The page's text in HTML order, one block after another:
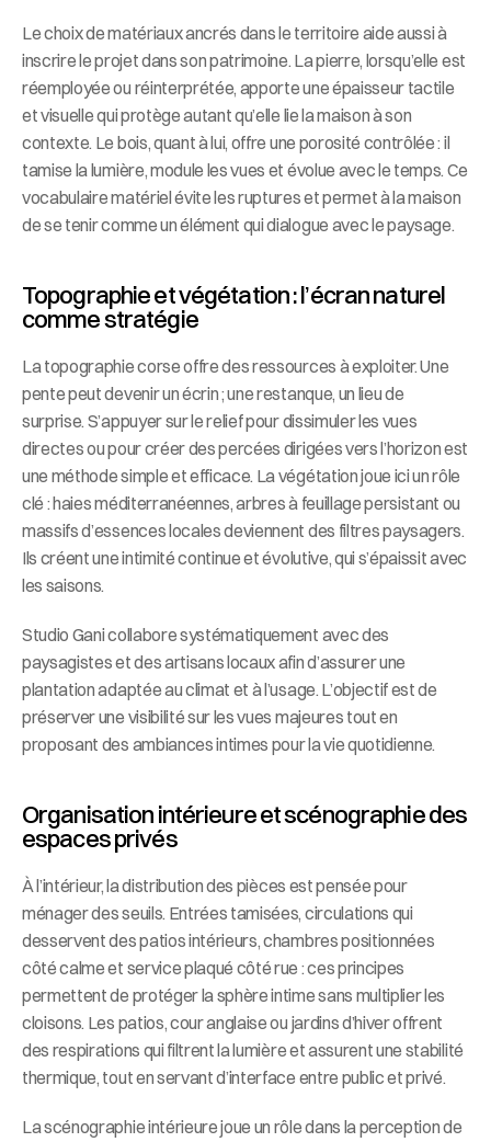
Le choix de matériaux ancrés dans le territoire aide aussi à
inscrire le projet dans son patrimoine. La pierre, lorsqu’elle est
réemployée ou réinterprétée, apporte une épaisseur tactile
et visuelle qui protège autant qu’elle lie la maison à son
contexte. Le bois, quant à lui, offre une porosité contrôlée : il
tamise la lumière, module les vues et évolue avec le temps. Ce
vocabulaire matériel évite les ruptures et permet à la maison
de se tenir comme un élément qui dialogue avec le paysage.
Topographie et végétation : l’écran naturel
comme stratégie
La topographie corse offre des ressources à exploiter. Une
pente peut devenir un écrin ; une restanque, un lieu de
surprise. S’appuyer sur le relief pour dissimuler les vues
directes ou pour créer des percées dirigées vers l’horizon est
une méthode simple et efficace. La végétation joue ici un rôle
clé : haies méditerranéennes, arbres à feuillage persistant ou
massifs d’essences locales deviennent des filtres paysagers.
Ils créent une intimité continue et évolutive, qui s’épaissit avec
les saisons.
Studio Gani collabore systématiquement avec des
paysagistes et des artisans locaux afin d’assurer une
plantation adaptée au climat et à l’usage. L’objectif est de
préserver une visibilité sur les vues majeures tout en
proposant des ambiances intimes pour la vie quotidienne.
Organisation intérieure et scénographie des
espaces privés
À l’intérieur, la distribution des pièces est pensée pour
ménager des seuils. Entrées tamisées, circulations qui
desservent des patios intérieurs, chambres positionnées
côté calme et service plaqué côté rue : ces principes
permettent de protéger la sphère intime sans multiplier les
cloisons. Les patios, cour anglaise ou jardins d’hiver offrent
des respirations qui filtrent la lumière et assurent une stabilité
thermique, tout en servant d’interface entre public et privé.
La scénographie intérieure joue un rôle dans la perception de